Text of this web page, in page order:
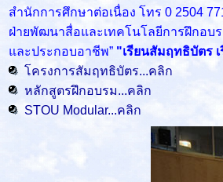
สำนักการศึกษาต่อเนื่อง โทร 0 2504
ฝ่ายพัฒนาสื่อและเทคโนโลยีการฝึกอบ
และประกอบอาชีพ” "เรียนสัมฤทธิบัตร
โครงการสัมฤทธิบัตร...คลิก
หลักสูตรฝึกอบรม...คลิก
STOU Modular...คลิก